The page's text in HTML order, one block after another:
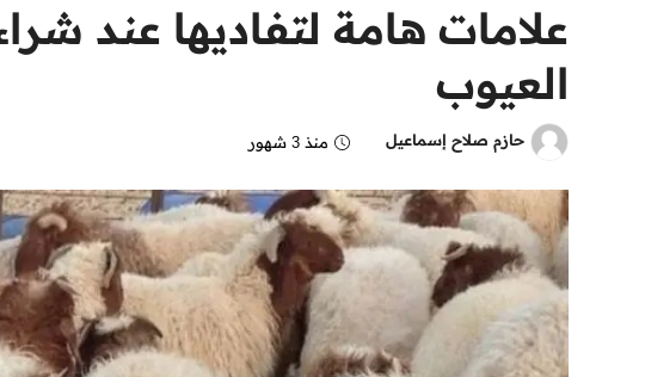
علامات هامة لتفاديها عند
العيوب
حازم صلاح إسماعيل منذ 3 شهور